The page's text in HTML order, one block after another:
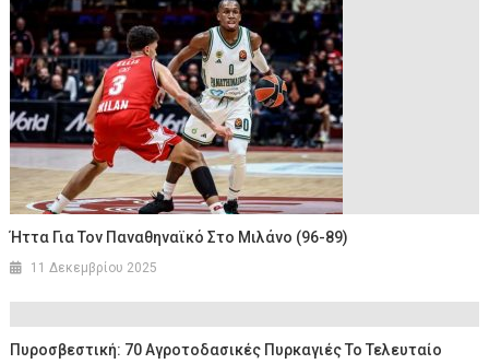
Ήττα Για Τον Παναθηναϊκό Στο Μιλάνο (96-89)
11 Δεκεμβρίου 2025
Πυροσβεστική: 70 Αγροτοδασικές Πυρκαγιές Το Τελευταίο